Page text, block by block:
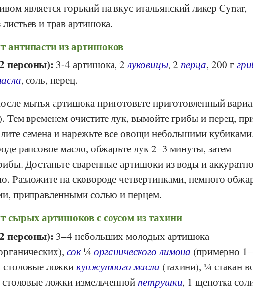
является горький на вкус итальянский ликер Cynar,
и трав артишока.
антипасти из артишоков
персоны): 3-4 артишока, 2луковицы, 2 перца, 200 г
, соль, перец.
мытья артишока приготовьте приготовленный
Тем временем очистите лук, вымойте грибы и перец,
семена и нарежьте все овощи небольшими кубиками.
рапсовое масло, обжарьте лук 2–3 минуты, затем
Достаньте сваренные артишоки из воды и аккуратно
Разложите на сковороде четвертинками, немного
приправленными солью и перцем.
сырых артишоков с соусом из тахини
персоны): 3–4 небольших молодых артишока
сок¼ органического лимона (примерно
ложкикунжутного масла (тахини), ¼ стакан
столовые ложки измельченной петрушки, 1 щепотка